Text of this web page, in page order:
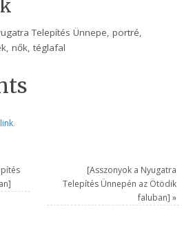
Telepítés Ünnepe, portré,
nők, téglafal
.
[Asszonyok a Nyugatra
Telepítés Ünnepén az Ötödik
faluban] »